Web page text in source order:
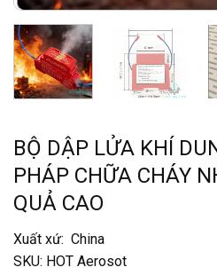
BỘ DẬP LỬA KHÍ
PHÁP CHỮA CHÁY
QUẢ CAO
Xuất xứ: China
SKU: HOT Aerosot